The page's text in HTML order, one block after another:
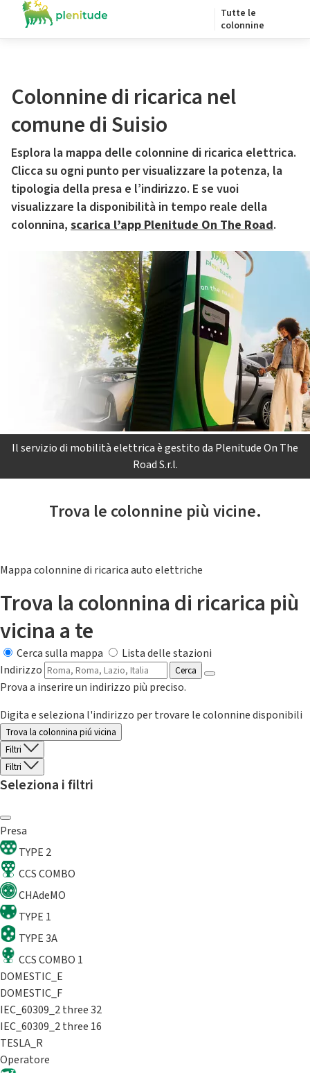
Tutte le
colonnine
Colonnine di ricarica nel
comune di Suisio
Esplora la mappa delle colonnine di ricarica elettrica.
Clicca su ogni punto per visualizzare la potenza, la
tipologia della presa e l’indirizzo. E se vuoi
visualizzare la disponibilità in tempo reale della
colonnina, scarica l’app Plenitude On The Road.
Il servizio di mobilità elettrica è gestito da Plenitude On The
Road S.r.l.
Trova le colonnine più vicine.
Mappa colonnine di ricarica auto elettriche
Trova la colonnina di ricarica più
vicina a te
Cerca sulla mappa
Lista delle stazioni
Indirizzo
Cerca
Prova a inserire un indirizzo più preciso.
Digita e seleziona l'indirizzo per trovare le colonnine disponibili
Trova la colonnina piú vicina
Filtri
Filtri
Seleziona i filtri
Presa
TYPE 2
CCS COMBO
CHAdeMO
TYPE 1
TYPE 3A
CCS COMBO 1
DOMESTIC_E
DOMESTIC_F
IEC_60309_2 three 32
IEC_60309_2 three 16
TESLA_R
Operatore